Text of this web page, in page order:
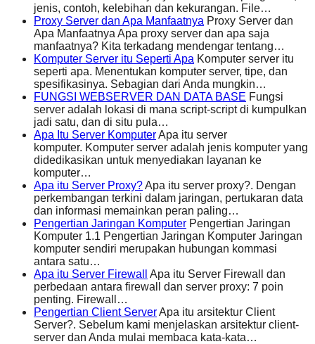
jenis, contoh, kelebihan dan kekurangan. File…
Proxy Server dan Apa Manfaatnya Proxy Server dan
Apa Manfaatnya Apa proxy server dan apa saja
manfaatnya? Kita terkadang mendengar tentang…
Komputer Server itu Seperti Apa Komputer server itu
seperti apa. Menentukan komputer server, tipe, dan
spesifikasinya. Sebagian dari Anda mungkin…
FUNGSI WEBSERVER DAN DATA BASE Fungsi
server adalah lokasi di mana script-script di kumpulkan
jadi satu, dan di situ pula…
Apa Itu Server KomputerApa itu server
komputer. Komputer server adalah jenis komputer yang
didedikasikan untuk menyediakan layanan ke
komputer…
Apa itu Server Proxy?Apa itu server proxy?. Dengan
perkembangan terkini dalam jaringan, pertukaran data
dan informasi memainkan peran paling…
Pengertian Jaringan Komputer Pengertian Jaringan
Komputer 1.1 Pengertian Jaringan Komputer Jaringan
komputer sendiri merupakan hubungan kommasi
antara satu…
Apa itu Server Firewall
Apa itu Server Firewall dan
perbedaan antara firewall dan server proxy: 7 poin
penting. Firewall…
Pengertian Client ServerApa itu arsitektur Client
Server?. Sebelum kami menjelaskan arsitektur client-
server dan Anda mulai membaca kata-kata…